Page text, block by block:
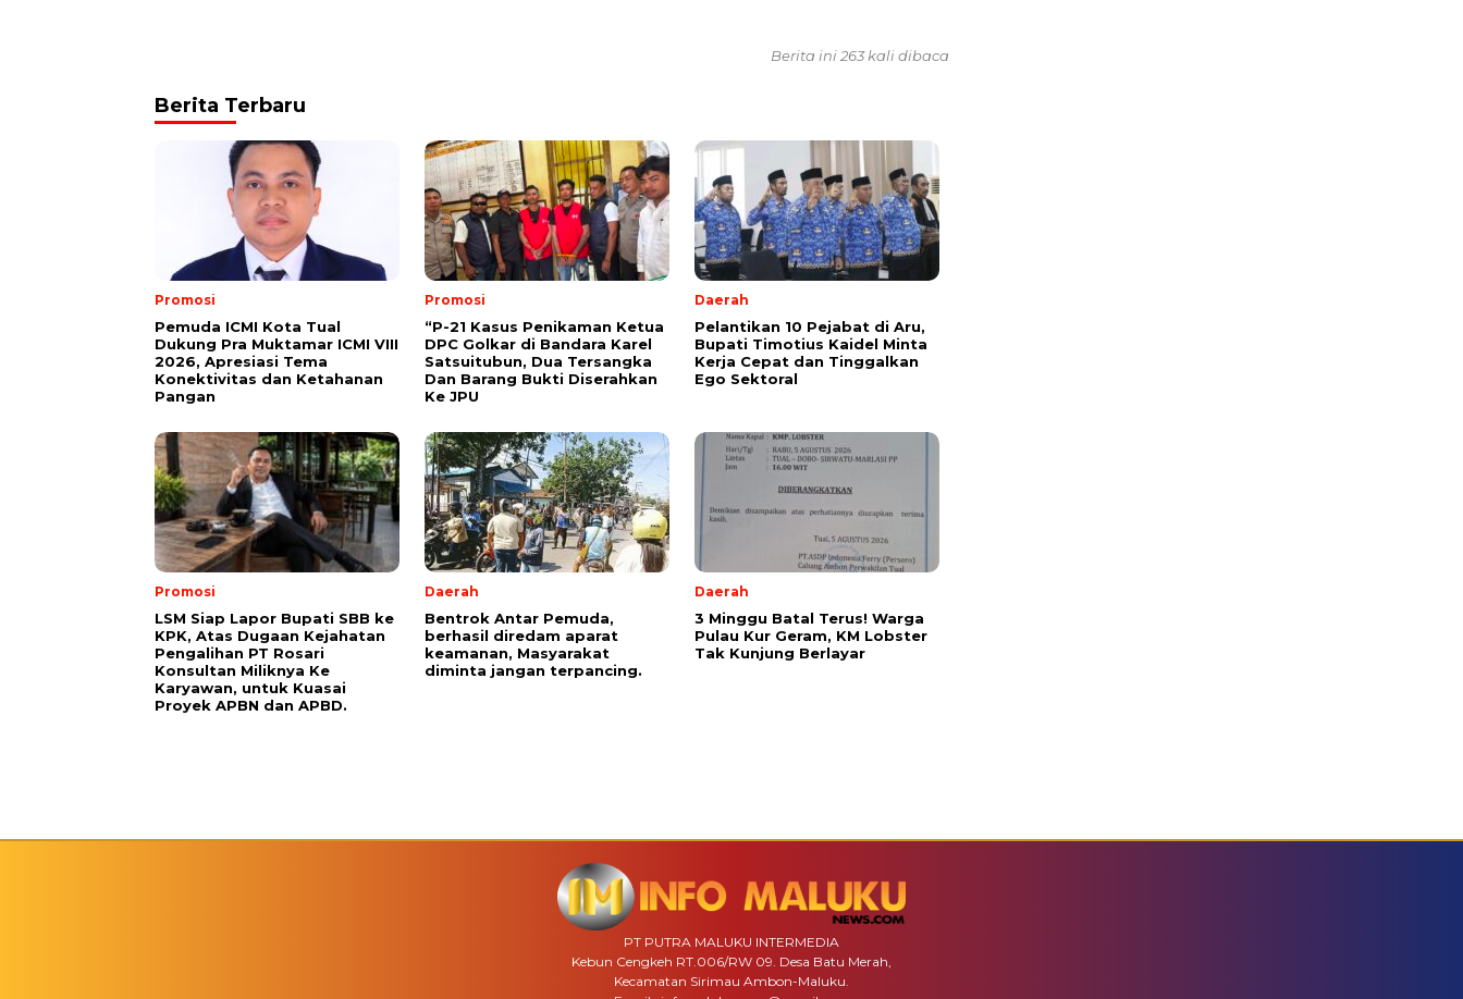
Berita ini 263 kali dibaca
Berita Terbaru
Promosi
Pemuda ICMI Kota Tual
Dukung Pra Muktamar ICMI VIII
2026, Apresiasi Tema
Konektivitas dan Ketahanan
Pangan
Promosi
“P-21 Kasus Penikaman Ketua
DPC Golkar di Bandara Karel
Satsuitubun, Dua Tersangka
Dan Barang Bukti Diserahkan
Ke JPU
Daerah
Pelantikan 10 Pejabat di Aru,
Bupati Timotius Kaidel Minta
Kerja Cepat dan Tinggalkan
Ego Sektoral
Promosi
LSM Siap Lapor Bupati SBB ke
KPK, Atas Dugaan Kejahatan
Pengalihan PT Rosari
Konsultan Miliknya Ke
Karyawan, untuk Kuasai
Proyek APBN dan APBD.
Daerah
Bentrok Antar Pemuda,
berhasil diredam aparat
keamanan, Masyarakat
diminta jangan terpancing.
Daerah
3 Minggu Batal Terus! Warga
Pulau Kur Geram, KM Lobster
Tak Kunjung Berlayar
PT PUTRA MALUKU INTERMEDIA
Kebun Cengkeh RT.006/RW 09. Desa Batu Merah,
Kecamatan Sirimau Ambon-Maluku.